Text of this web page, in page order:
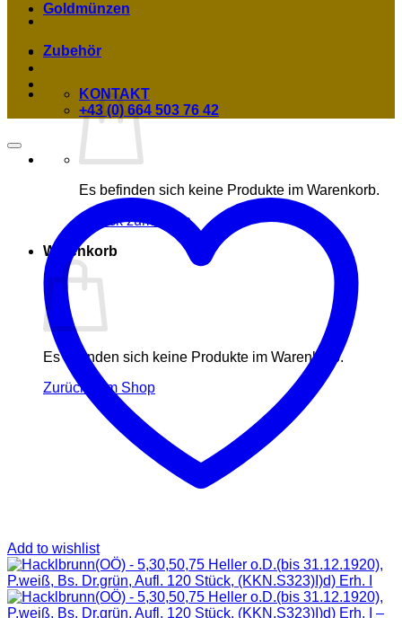
Es befinden sich keine Produkte im Warenkorb.
Zurück zum Shop
Warenkorb
Es befinden sich keine Produkte im Warenkorb.
Zurück zum Shop
Goldmünzen
Zubehör
KONTAKT
+43 (0) 664 503 76 42
Add to wishlist